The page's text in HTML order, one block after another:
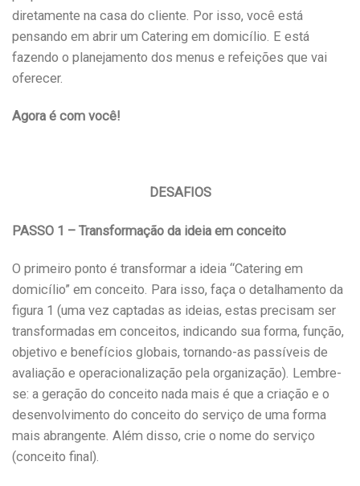
diretamente na casa do cliente. Por isso, você está
pensando em abrir um Catering em domicílio. E está
fazendo o planejamento dos menus e refeições que vai
oferecer.
Agora é com você!
DESAFIOS
PASSO 1 – Transformação da ideia em conceito
O primeiro ponto é transformar a ideia “Catering em
domicílio” em conceito. Para isso, faça o detalhamento da
figura 1 (uma vez captadas as ideias, estas precisam ser
transformadas em conceitos, indicando sua forma, função,
objetivo e benefícios globais, tornando-as passíveis de
avaliação e operacionalização pela organização). Lembre-
se: a geração do conceito nada mais é que a criação e o
desenvolvimento do conceito do serviço de uma forma
mais abrangente. Além disso, crie o nome do serviço
(conceito final).